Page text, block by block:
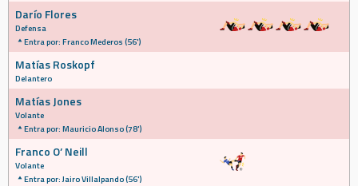
Darío Flores
Defensa
Entra por: Franco Mederos (56')
Matías Roskopf
Delantero
Matías Jones
Volante
Entra por: Mauricio Alonso (78')
Franco O’ Neill
Volante
Entra por: Jairo Villalpando (56')